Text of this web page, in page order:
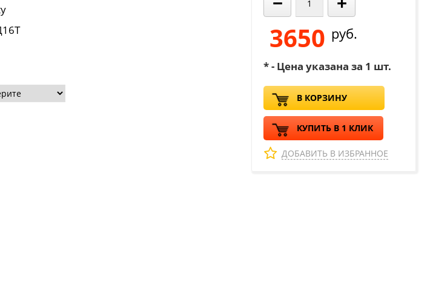
3650 руб.
* - Цена указана за 1 шт.
В КОРЗИНУ
КУПИТЬ В 1 КЛИК
ДОБАВИТЬ В ИЗБРАННОЕ